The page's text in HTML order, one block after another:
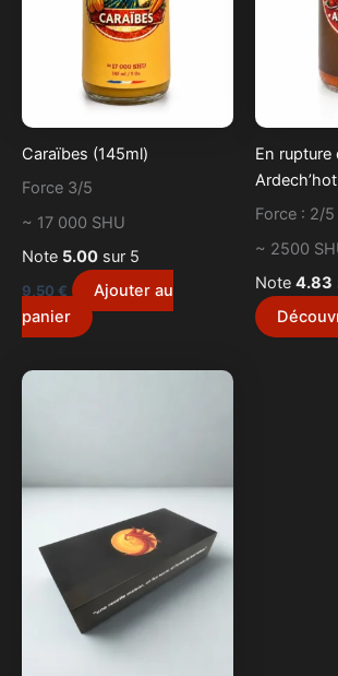
Caraïbes (145ml)
Force 3/5
~ 17 000 SHU
Note 5.00 sur 5
9,50 €
Ajouter au
panier
En
Force : 2/5
~ 2500
Note 4.83